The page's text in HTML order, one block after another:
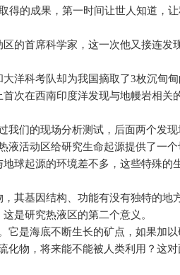
得的成果，第一时间让世人知道，
的首席科学家，这一次他又接连发
洋科考队却为我国摘取了3枚沉甸
次在西南印度洋发现与地幔岩相
我们的现场分析测试，后面两个发
液活动区给研究生命起源提供了一
球起源的环境差不多，这些特殊
其基因结构、功能有没有独特的
是研究热液区的第二个意义。
它是海底不断生长的矿点，如果加
化物，将来能不能被人类利用？这